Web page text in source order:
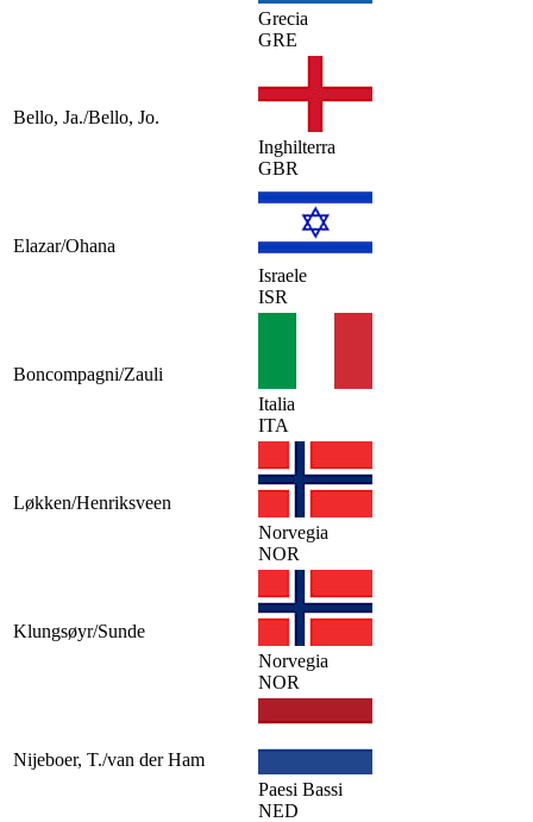
Grecia
GRE
Bello, Ja./Bello, Jo.
Inghilterra
GBR
Elazar/Ohana
Israele
ISR
Boncompagni/Zauli
Italia
ITA
Løkken/Henriksveen
Norvegia
NOR
Klungsøyr/Sunde
Norvegia
NOR
Nijeboer, T./van der Ham
Paesi Bassi
NED